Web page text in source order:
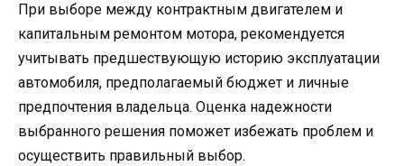
При выборе между контрактным двигателем и
капитальным ремонтом мотора, рекомендуется
учитывать предшествующую историю эксплуатации
автомобиля, предполагаемый бюджет и личные
предпочтения владельца. Оценка надежности
выбранного решения поможет избежать проблем и
осуществить правильный выбор.